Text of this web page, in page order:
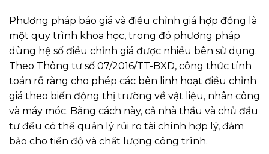
Phương pháp báo giá và điều chỉnh giá hợp đồng là
một quy trình khoa học, trong đó phương pháp
dùng hệ số điều chỉnh giá được nhiều bên sử dụng.
Theo Thông tư số 07/2016/TT-BXD, công thức tính
toán rõ ràng cho phép các bên linh hoạt điều chỉnh
giá theo biến động thị trường về vật liệu, nhân công
và máy móc. Bằng cách này, cả nhà thầu và chủ đầu
tư đều có thể quản lý rủi ro tài chính hợp lý, đảm
bảo cho tiến độ và chất lượng công trình.